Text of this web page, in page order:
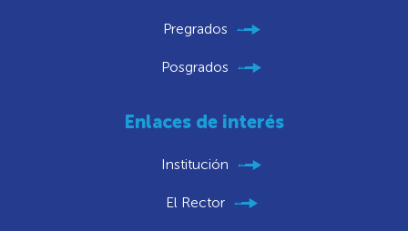
Pregrados
Posgrados
Enlaces de interés
Institución
El Rector